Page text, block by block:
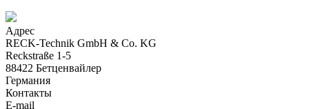
Адрес
RECK-Technik GmbH & Co. KG
Reckstraße 1-5
88422 Бетценвайлер
Германия
Контакты
E-mail